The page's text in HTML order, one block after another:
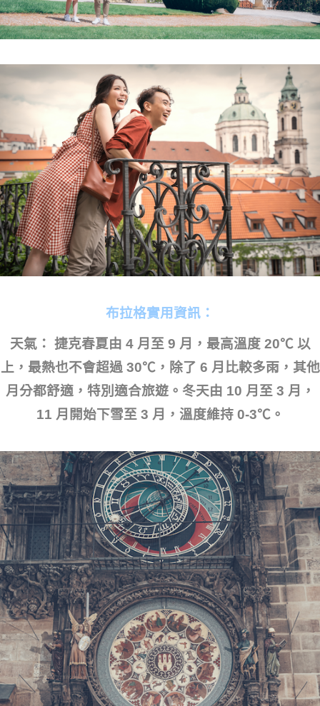
布拉格實用資訊：
天氣： 捷克春夏由 4 月至 9 月，最高溫度 20℃ 以
上，最熱也不會超過 30℃，除了 6 月比較多雨，其他
月分都舒適，特別適合旅遊。冬天由 10 月至 3 月，
11 月開始下雪至 3 月，溫度維持 0-3℃。